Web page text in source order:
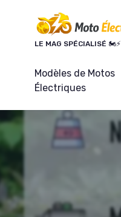
LE MAG SPÉCIALISÉ 🏍️⚡
Modèles de Motos
Électriques